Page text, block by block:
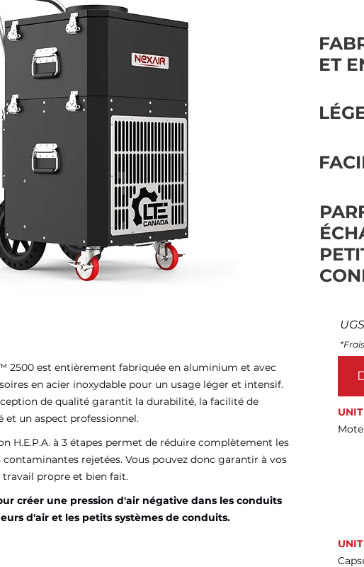
ET
2500 est entièrement fabriquée en aluminium et avec
en acier inoxydable pour un usage léger et intensif.
de qualité garantit la durabilité, la facilité de
et un aspect professionnel.
H.E.P.A. à 3 étapes permet de réduire complètement les
contaminantes rejetées. Vous pouvez donc garantir à vos
propre et bien fait.
créer une pression d'air négative dans les conduits
d'air et les petits systèmes de conduits.